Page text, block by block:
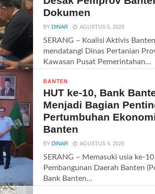
Dokumen
BYDINAR AGUSTUS 5, 2026
SERANG – Koalisi Aktivis
mendatangi Dinas Pertanian
Kawasan Pusat Pemerintahan...
BANTEN
HUT ke-10, Bank
Menjadi Bagian
Pertumbuhan
Banten
BYDINAR AGUSTUS 4, 2026
SERANG – Memasuki usia ke-
Pembangunan Daerah Banten
Bank Banten...